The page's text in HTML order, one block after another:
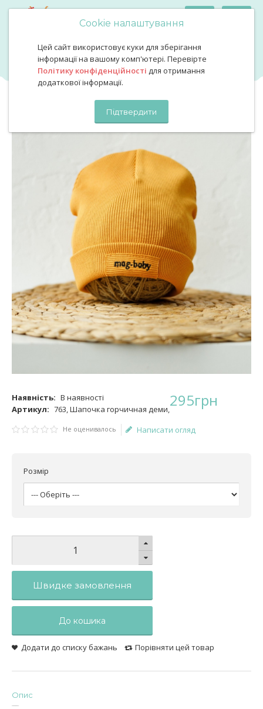
Cookie налаштування
Цей сайт використовує куки для зберігання
інформації на вашому комп'ютері. Перевірте
Політику конфіденційності для отримання
додаткової інформації.
Підтвердити
Шапочка гірчична демі
Шапочка гірчична демі
Наявність: В наявності
Артикул: 763, Шапочка горчичная деми,295грн
Не оценивалось Написати огляд
Розмір
Швидке замовлення
До кошика
Додати до списку бажань Порівняти цей товар
Опис